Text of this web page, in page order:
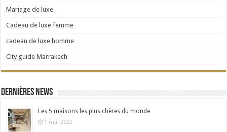
Mariage de luxe
Cadeau de luxe femme
cadeau de luxe homme
City guide Marrakech
Dernières news
Les 5 maisons les plus chères du monde
1 mai 2022